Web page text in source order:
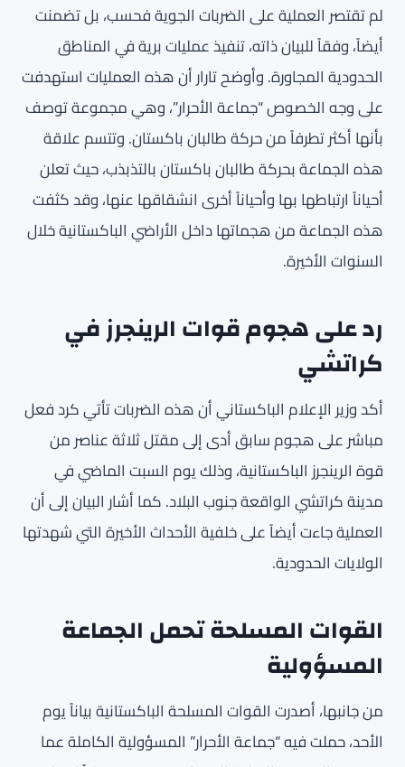
لم تقتصر العملية على الضربات الجوية فحسب، بل تضمنت
أيضاً، وفقاً للبيان ذاته، تنفيذ عمليات برية في المناطق
الحدودية المجاورة. وأوضح تارار أن هذه العمليات استهدفت
على وجه الخصوص “جماعة الأحرار”، وهي مجموعة توصف
بأنها أكثر تطرفاً من حركة طالبان باكستان. وتتسم علاقة
هذه الجماعة بحركة طالبان باكستان بالتذبذب، حيث تعلن
أحياناً ارتباطها بها وأحياناً أخرى انشقاقها عنها، وقد كثفت
هذه الجماعة من هجماتها داخل الأراضي الباكستانية خلال
السنوات الأخيرة.
رد على هجوم قوات الرينجرز في
كراتشي
أكد وزير الإعلام الباكستاني أن هذه الضربات تأتي كرد فعل
مباشر على هجوم سابق أدى إلى مقتل ثلاثة عناصر من
قوة الرينجرز الباكستانية، وذلك يوم السبت الماضي في
مدينة كراتشي الواقعة جنوب البلاد. كما أشار البيان إلى أن
العملية جاءت أيضاً على خلفية الأحداث الأخيرة التي شهدتها
الولايات الحدودية.
القوات المسلحة تحمل الجماعة
المسؤولية
من جانبها، أصدرت القوات المسلحة الباكستانية بياناً يوم
الأحد، حملت فيه “جماعة الأحرار” المسؤولية الكاملة عما